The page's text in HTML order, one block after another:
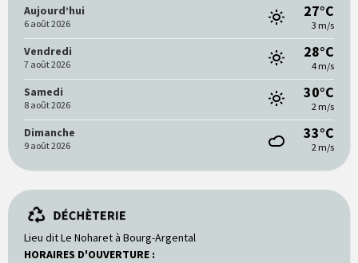
Aujourd’hui
6 août 2026
27°C
3 m/s
Vendredi
7 août 2026
28°C
4 m/s
Samedi
8 août 2026
30°C
2 m/s
Dimanche
9 août 2026
33°C
2 m/s
Lieu dit Le Noharet à Bourg-Argental
HORAIRES D'OUVERTURE :